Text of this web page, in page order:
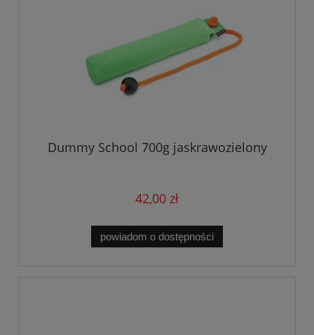
Dummy School 700g jaskrawozielony
42,00 zł
powiadom o dostępności